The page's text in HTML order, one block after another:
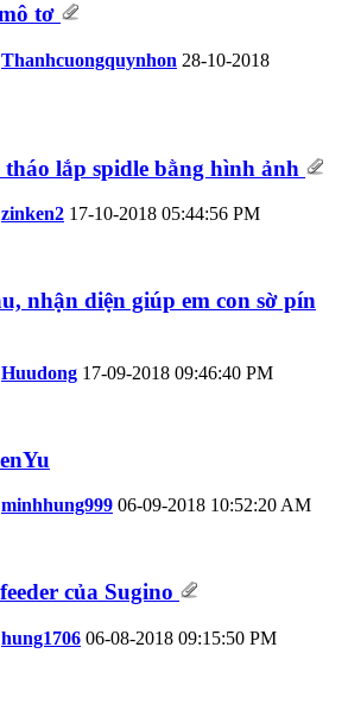
tơ
Thanhcuongquynhon 28-10-2018
lắp spidle bằng hình ảnh
zinken2 17-10-2018 05:44:56 PM
nhận diện giúp em con sờ pín
Huudong 17-09-2018 09:46:40 PM
minhhung999 06-09-2018 10:52:20 AM
của Sugino
hung1706 06-08-2018 09:15:50 PM